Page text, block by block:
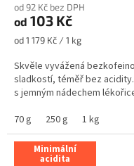
produktu
je
5,0
z
5
hvězdiček.
od 92 Kč bez DPH
od 103 Kč
Měrná
od 1 179 Kč / 1 kg
Skvěle vyvážená
sladkostí, téměř bez
s jemným nádechem
70 g
250 g 1 kg
Minimální
acidita